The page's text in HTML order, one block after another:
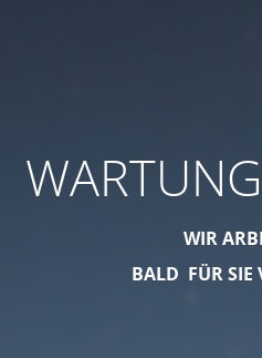
WIR
BALD FÜR SIE